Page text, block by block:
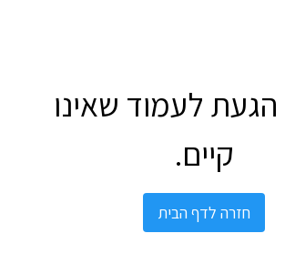
לעמוד שאינו
קיים.
חזרה לדף הבית